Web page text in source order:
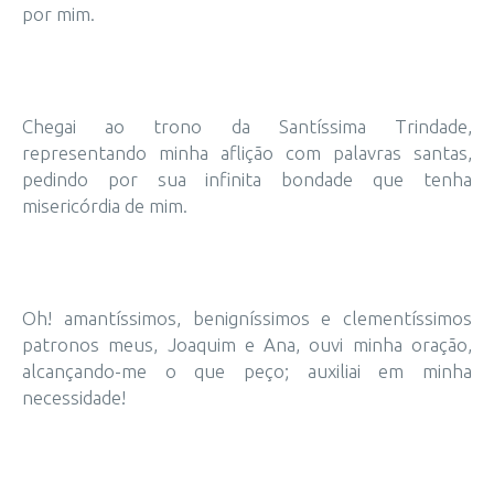
por mim.
Chegai ao trono da Santíssima Trindade,
representando minha aflição com palavras santas,
pedindo por sua infinita bondade que tenha
misericórdia de mim.
Oh! amantíssimos, benigníssimos e clementíssimos
patronos meus, Joaquim e Ana, ouvi minha oração,
alcançando-me o que peço; auxiliai em minha
necessidade!